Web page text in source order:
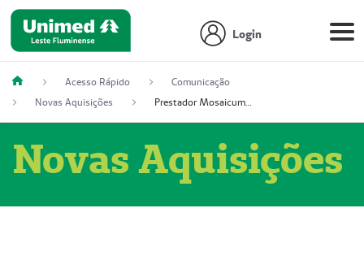
Login
Acesso Rápido
Comunicação
Novas Aquisições
Prestador Mosaicum Espaço Clínico Eireli (51004355-5)
Novas Aquisições